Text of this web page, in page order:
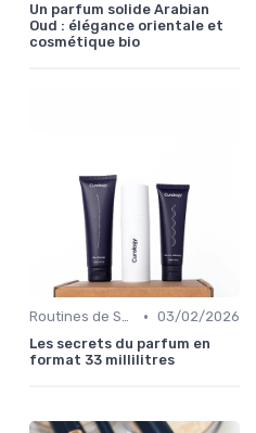
Un parfum solide Arabian
Oud : élégance orientale et
cosmétique bio
Routines de Soins Bio • 03/02/2026
Les secrets du parfum en
format 33 millilitres